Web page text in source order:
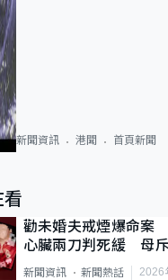
新聞資訊 港聞 首頁新聞
看
勸未婚夫戒煙爆命案
心臟兩刀判死緩 母
新聞資訊 新聞熱話 2026